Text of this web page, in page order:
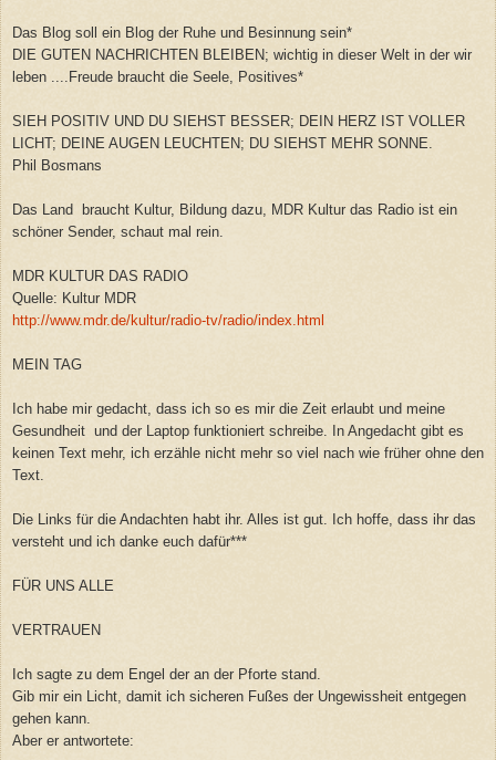
Das Blog soll ein Blog der Ruhe und Besinnung sein*
DIE GUTEN NACHRICHTEN BLEIBEN; wichtig in dieser Welt in der wir
leben ....Freude braucht die Seele, Positives*
SIEH POSITIV UND DU SIEHST BESSER; DEIN HERZ IST VOLLER
LICHT; DEINE AUGEN LEUCHTEN; DU SIEHST MEHR SONNE.
Phil Bosmans
Das Land braucht Kultur, Bildung dazu, MDR Kultur das Radio ist ein
schöner Sender, schaut mal rein.
MDR KULTUR DAS RADIO
Quelle: Kultur MDR
http://www.mdr.de/kultur/radio-tv/radio/index.html
MEIN TAG
Ich habe mir gedacht, dass ich so es mir die Zeit erlaubt und meine
Gesundheit und der Laptop funktioniert schreibe. In Angedacht gibt es
keinen Text mehr, ich erzähle nicht mehr so viel nach wie früher ohne den
Text.
Die Links für die Andachten habt ihr. Alles ist gut. Ich hoffe, dass ihr das
versteht und ich danke euch dafür***
FÜR UNS ALLE
VERTRAUEN
Ich sagte zu dem Engel der an der Pforte stand.
Gib mir ein Licht, damit ich sicheren Fußes der Ungewissheit entgegen
gehen kann.
Aber er antwortete: